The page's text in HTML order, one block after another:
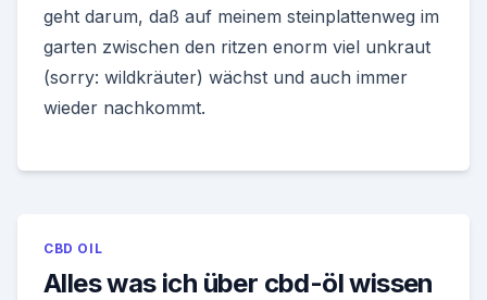
geht darum, daß auf meinem steinplattenweg im
garten zwischen den ritzen enorm viel unkraut
(sorry: wildkräuter) wächst und auch immer
wieder nachkommt.
CBD OIL
Alles was ich über cbd-öl wissen